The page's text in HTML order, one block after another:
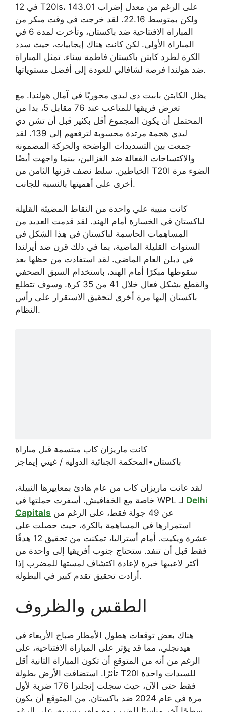
في 12 T20Is، على الرغم من معدل إضراب 143.01
ولكن بمتوسط ​​22.16. لقد خرجت في وقت مبكر من
المباراة الافتتاحية ضد باكستان، وتأخرت لمدة 6 في
المباراة الأولى. لكن كانت هناك إيجابيات، حيث سدد
الكرة لطرد كابتن باكستان فاطمة سناء. تمثل المباراة
ضد هولندا فرصة لشافالي للعودة إلى أفضل مستوياتها.
يظل الكابتن بابيت دي ليدي محوريًا في آمال هولندا. مع
تعرض فريقها للمتاعب عند 76 مقابل 5، بدا من
المحتمل أن يكون المجموع أقل بكثير قبل أن تشن دي
ليدي هجمة مرتدة محسوبة لترفعهم إلى 139. لقد
جمعت بين التسديدات الواضحة والحركة المضمونة
والاكتساحات الفعالة ضد الغزالين، بينما واجهت أيضًا
الخياطين. سلط نصف قرنها الثامن من T20I الضوء مرة
أخرى على أهميتها بالنسبة للجانب.
كانت منيبة علي واحدة من النقاط المضيئة القليلة
لباكستان في الخسارة أمام الهند. لقد قدمت العديد من
المساهمات الحاسمة لباكستان في هذا الشكل في
السنوات القليلة الماضية، بما في ذلك قرن ضد أيرلندا
في دبلن العام الماضي. لقد استفادت من حظها بعد
سقوطها مبكرًا أمام الهند، باستخدام السبق الصحفي
والقطع بشكل فعال خلال 41 من 35 كرة. وسوف تتطلع
باكستان إليها مرة أخرى لتحقيق الاستقرار على رأس
النظام.
كانت ماريزان كاب مبتسمة قبل مباراة
باكستان• المحكمة الجنائية الدولية / غيتي إيماجز
لقد عانت ماريزان كاب من عام هادئ بمعاييرها النبيلة،
Delhi
Capitals
استمرارها في المساهمة بالكرة، حيث حصلت على
عشرة ويكيت. أمام أستراليا، تمكنت من تحقيق 12 هدفًا
فقط قبل أن تنفد. ستحتاج جنوب أفريقيا إلى واحدة من
أكثر لاعبيها خبرة لإعادة اكتشاف لمستها للمضرب إذا
أرادت تحقيق تقدم كبير في البطولة.
الطقس والظروف
هناك بعض توقعات هطول الأمطار صباح الأربعاء في
هيدنجلي، مما قد يؤثر على المباراة الافتتاحية، على
الرغم من أنه من المتوقع أن تكون المباراة الثانية أقل
تأثرًا. استضافت الأرض بطولة T20I للسيدات واحدة
فقط حتى الآن، حيث سجلت إنجلترا 176 ضربة لأول
مرة في عام 2024 ضد باكستان. من المتوقع أن يكون